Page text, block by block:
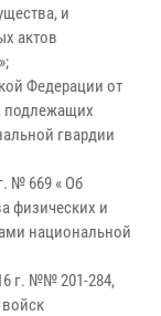
и
актов
Федерации от
подлежащих
гвардии
№ 669 « Об
физических и
национальной
г. №№ 201-284,